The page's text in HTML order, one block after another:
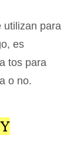
utilizan para
es
tos para
o no.